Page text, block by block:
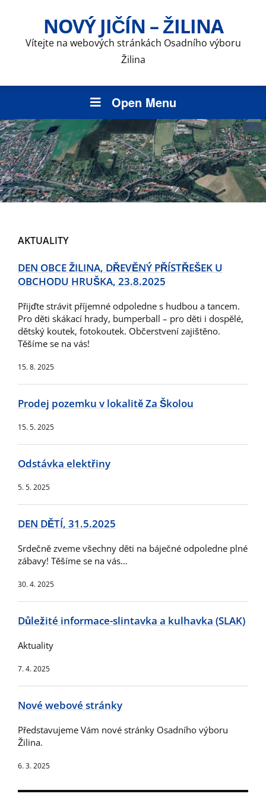
NOVÝ JIČÍN – ŽILINA
Vítejte na webových stránkách Osadního výboru
Žilina
Open Menu
AKTUALITY
DEN OBCE ŽILINA, DŘEVĚNÝ PŘÍSTŘEŠEK U
OBCHODU HRUŠKA, 23.8.2025
Přijďte strávit příjemné odpoledne s hudbou a tancem.
Pro děti skákací hrady, bumperball – pro děti i dospělé,
dětský koutek, fotokoutek. Občerstvení zajištěno.
Těšíme se na vás!
15. 8. 2025
Prodej pozemku v lokalitě Za Školou
15. 5. 2025
Odstávka elektřiny
5. 5. 2025
DEN DĚTÍ, 31.5.2025
Srdečně zveme všechny děti na báječné odpoledne plné
zábavy! Těšíme se na vás…
30. 4. 2025
Důležité informace-slintavka a kulhavka (SLAK)
Aktuality
7. 4. 2025
Nové webové stránky
Představujeme Vám nové stránky Osadního výboru
Žilina.
6. 3. 2025